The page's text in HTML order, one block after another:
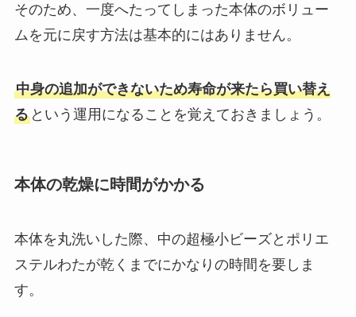
そのため、一度へたってしまった本体のボリュー
ムを元に戻す方法は基本的にはありません。
中身の追加ができないため寿命が来たら買い替え
るという運用になることを覚えておきましょう。
本体の乾燥に時間がかかる
本体を丸洗いした際、中の超極小ビーズとポリエ
ステルわたが乾くまでにかなりの時間を要しま
す。